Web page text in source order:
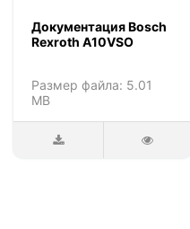
Документация Bosch
Rexroth A10VSO
Размер файла: 5.01
MB